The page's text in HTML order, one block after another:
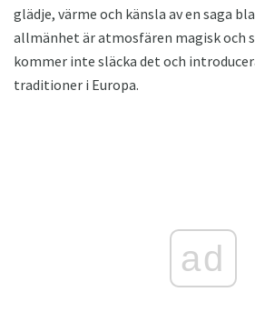
glädje, värme och känsla av en saga
allmänhet är atmosfären magisk och
kommer inte släcka det och
traditioner i Europa.
ad